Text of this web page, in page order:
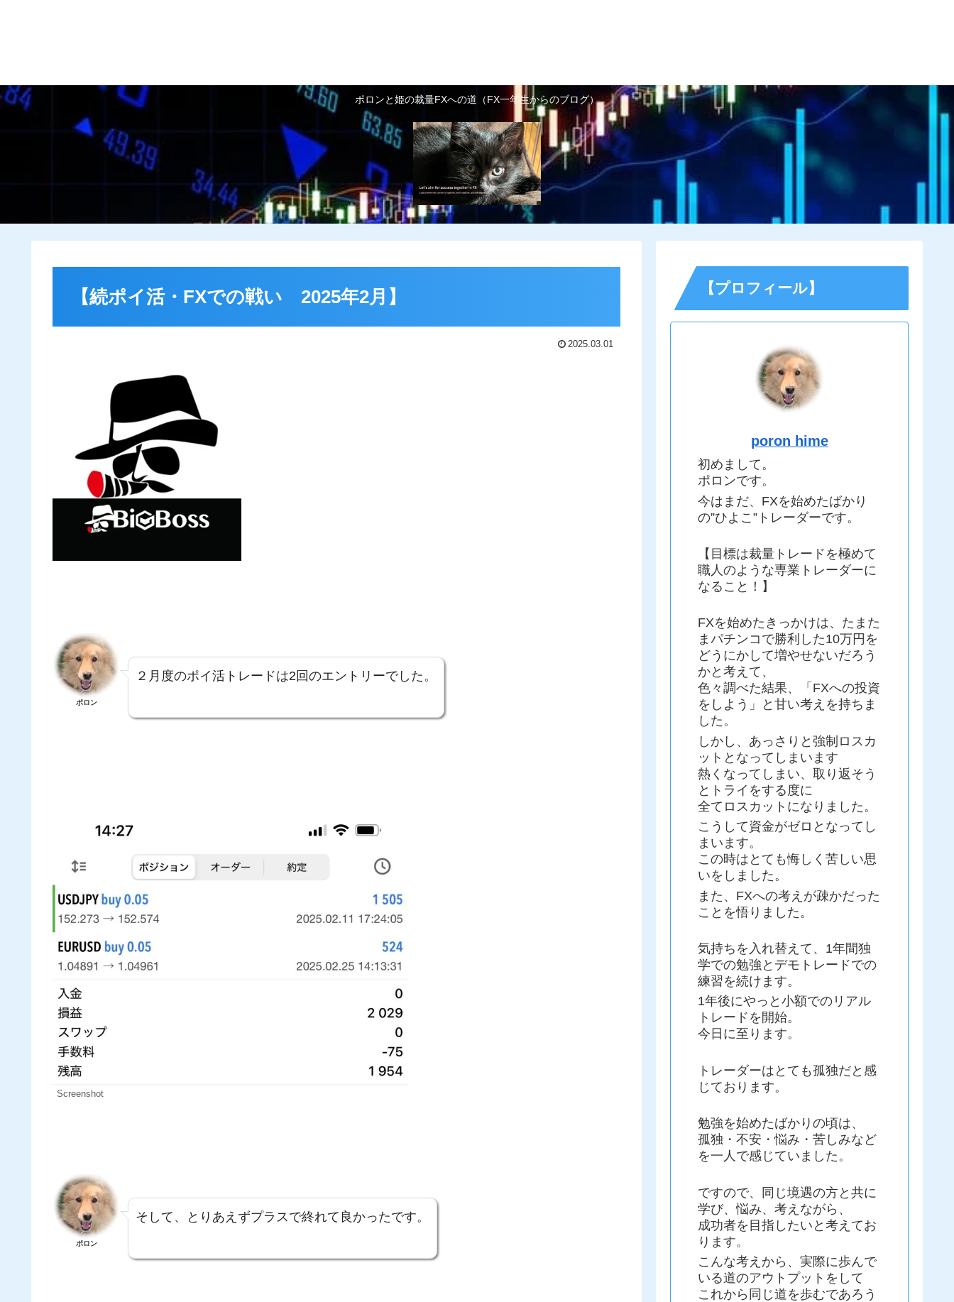
ポロンと姫の裁量FXへの道（FX一年生からのブログ）
ーダーさん紹介
【続ポイ活・FXでの戦い 2025年2月】
2025.03.01
ポロン
２月度のポイ活トレードは2回のエントリーでした。
Screenshot
ポロン
そして、とりあえずプラスで終れて良かったです。
【プロフィール】
poron hime
初めまして。
ポロンです。
今はまだ、FXを始めたばかり
の”ひよこ”トレーダーです。
【目標は裁量トレードを極めて
職人のような専業トレーダーに
なること！】
FXを始めたきっかけは、たまた
まパチンコで勝利した10万円を
どうにかして増やせないだろう
かと考えて、
色々調べた結果、「FXへの投資
をしよう」と甘い考えを持ちま
した。
しかし、あっさりと強制ロスカ
ットとなってしまいます
熱くなってしまい、取り返そう
とトライをする度に
全てロスカットになりました。
こうして資金がゼロとなってし
まいます。
この時はとても悔しく苦しい思
いをしました。
また、FXへの考えが疎かだった
ことを悟りました。
気持ちを入れ替えて、1年間独
学での勉強とデモトレードでの
練習を続けます。
1年後にやっと小額でのリアル
トレードを開始。
今日に至ります。
トレーダーはとても孤独だと感
じております。
勉強を始めたばかりの頃は、
孤独・不安・悩み・苦しみなど
を一人で感じていました。
ですので、同じ境遇の方と共に
学び、悩み、考えながら、
成功者を目指したいと考えてお
ります。
こんな考えから、実際に歩んで
いる道のアウトプットをして
これから同じ道を歩むであろう